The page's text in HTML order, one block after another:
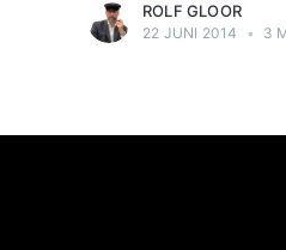
ROLF GLOOR
22 JUNI 2014 • 3